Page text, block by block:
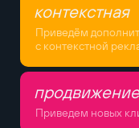
Приведём
с контекстной
Приведем новых